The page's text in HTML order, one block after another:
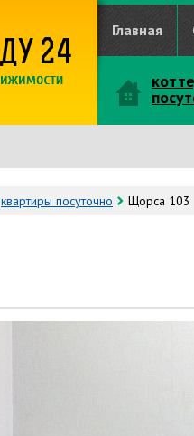
Главная
квартиры посуточно Щорса 103